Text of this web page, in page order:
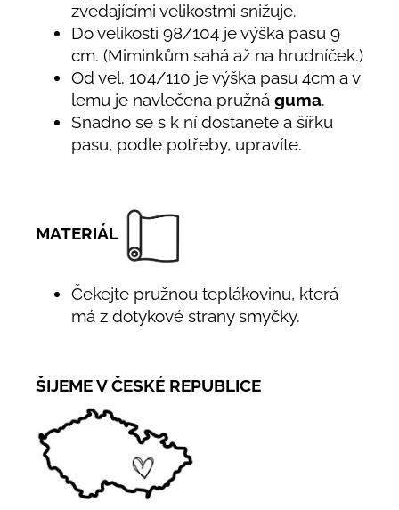
zvedajícími velikostmi snižuje.
Do velikosti 98/104 je výška pasu 9
cm. (Miminkům sahá až na hrudníček.)
Od vel. 104/110 je výška pasu 4cm a v
lemu je navlečena pružná guma.
Snadno se s k ní dostanete a šířku
pasu, podle potřeby, upravíte.
MATERIÁL
Čekejte pružnou teplákovinu, která
má z dotykové strany smyčky.
ŠIJEME V ČESKÉ REPUBLICE